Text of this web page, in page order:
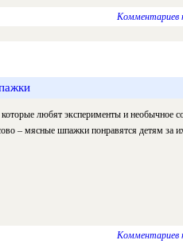
Комментариев
любят эксперименты и необычное
– мясные шпажки понравятся детям за
Комментариев